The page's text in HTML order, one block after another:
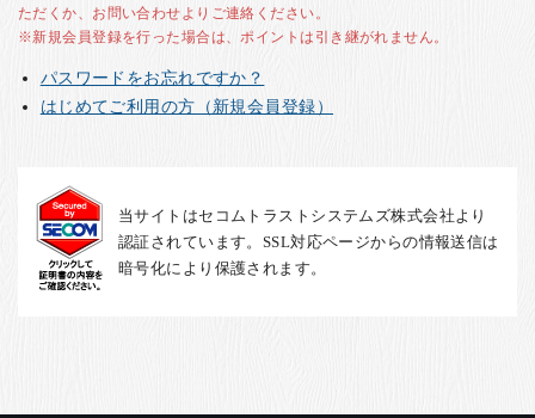
お知らせ
English
ただくか、お問い合わせよりご連絡ください。
※新規会員登録を行った場合は、ポイントは引き継がれません。
パスワードをお忘れですか？
はじめてご利用の方（新規会員登録）
当サイトはセコムトラストシステムズ株式会社より
認証されています。SSL対応ページからの情報送信は
暗号化により保護されます。